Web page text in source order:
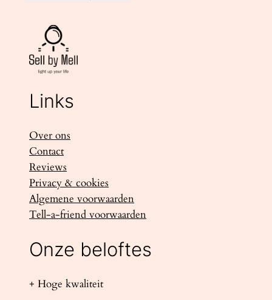
Links
Over ons
Contact
Reviews
Privacy & cookies
Algemene voorwaarden
Tell-a-friend voorwaarden
Onze beloftes
+ Hoge kwaliteit